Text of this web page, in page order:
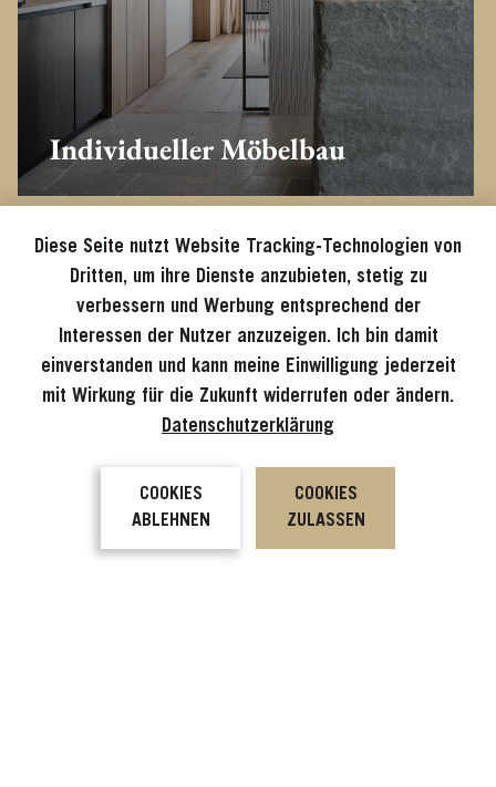
Individueller Möbelbau
Diese Seite nutzt Website Tracking-Technologien von
Dritten, um ihre Dienste anzubieten, stetig zu
verbessern und Werbung entsprechend der
Interessen der Nutzer anzuzeigen. Ich bin damit
einverstanden und kann meine Einwilligung jederzeit
mit Wirkung für die Zukunft widerrufen oder ändern.
Datenschutzerklärung
COOKIES
ABLEHNEN
COOKIES
ZULASSEN